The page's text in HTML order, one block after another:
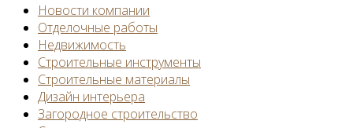
Новости компании
Отделочные работы
Недвижимость
Строительные инструменты
Строительные материалы
Дизайн интерьера
Загородное строительство